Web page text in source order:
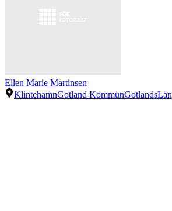
Ellen Marie Martinsen
KlintehamnGotland KommunGotlandsLän